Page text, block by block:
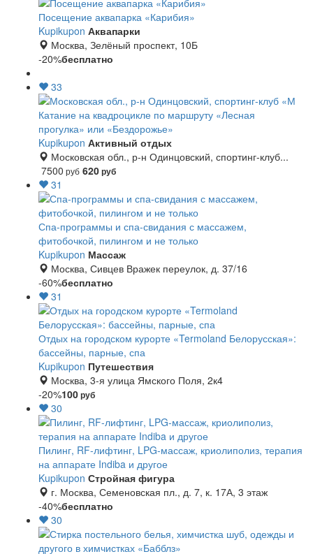
Посещение аквапарка «Карибия»
Kupikupon Аквапарки
Москва, Зелёный проспект, 10Б
-20%бесплатно
33
Катание на квадроцикле по маршруту «Лесная
прогулка» или «Бездорожье»
Kupikupon Активный отдых
Московская обл., р-н Одинцовский, спортинг-клуб...
7500 руб 620руб
31
Спа-программы и спа-свидания с массажем,
фитобочкой, пилингом и не только
Kupikupon Массаж
Москва, Сивцев Вражек переулок, д. 37/16
-60%бесплатно
31
Отдых на городском курорте «Termoland Белорусская»:
бассейны, парные, спа
Kupikupon Путешествия
Москва, 3-я улица Ямского Поля, 2к4
-20%100руб
30
Пилинг, RF-лифтинг, LPG-массаж, криолиполиз, терапия
на аппарате Indiba и другое
Kupikupon Стройная фигура
г. Москва, Семеновская пл., д. 7, к. 17А, 3 этаж
-40%бесплатно
30